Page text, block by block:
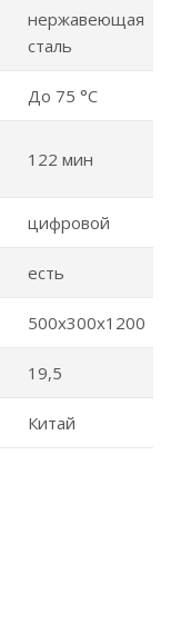
нержавеющая
сталь
До 75 °С
122 мин
цифровой
есть
500х300х1200
19,5
Китай